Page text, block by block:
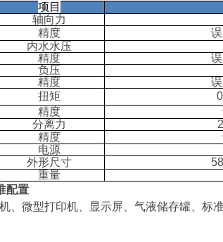
项目
轴向力
精度
内水水压
精度
负压
精度
扭矩
精度
分离力
精度
电源
外形尺寸
重量
配置
、微型打印机、显示屏、气液储存罐、标